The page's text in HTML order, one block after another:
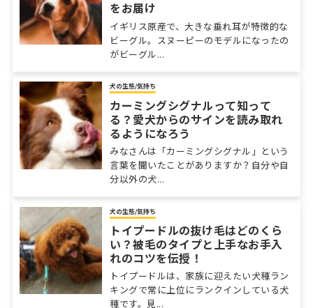
をお届け
イギリス原産で、大きな垂れ耳が特徴的な
ビーグル。スヌーピーのモデルになったの
がビーグル...
犬の生態/気持ち
カーミングシグナルって知って
る？愛犬からのサインを読み取れ
るようになろう
みなさんは「カーミングシグナル」という
言葉を聞いたことがありますか？自分や自
分以外の犬...
犬の生態/気持ち
トイプードルの抜け毛はどのくら
い？被毛のタイプと上手なお手入
れのコツを伝授！
トイプードルは、家族に迎えたい犬種ラン
キングで常に上位にランクインしている犬
種です。見...